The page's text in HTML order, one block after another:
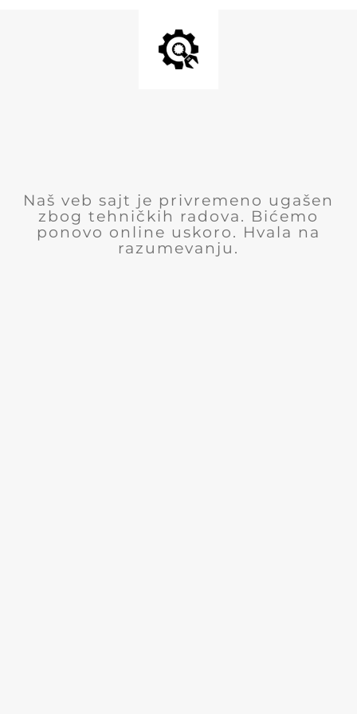
Naš veb sajt je privremeno ugašen
zbog tehničkih radova. Bićemo
ponovo online uskoro. Hvala na
razumevanju.